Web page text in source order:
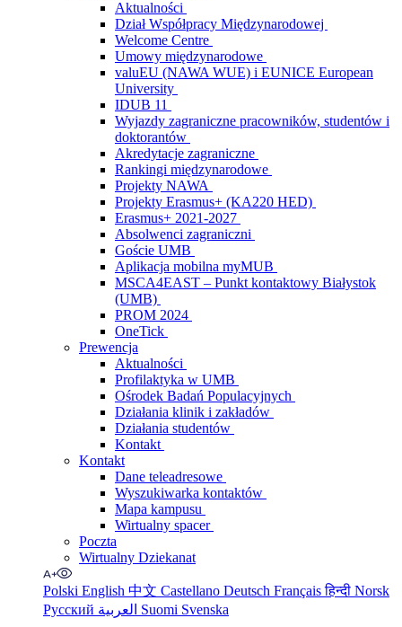
Aktualności
Dział Współpracy Międzynarodowej
Welcome Centre
Umowy międzynarodowe
valuEU (NAWA WUE) i EUNICE European
University
IDUB 11
Wyjazdy zagraniczne pracowników, studentów i
doktorantów
Akredytacje zagraniczne
Rankingi międzynarodowe
Projekty NAWA
Projekty Erasmus+ (KA220 HED)
Erasmus+ 2021-2027
Absolwenci zagraniczni
Goście UMB
Aplikacja mobilna myMUB
MSCA4EAST – Punkt kontaktowy Białystok
(UMB)
PROM 2024
OneTick
Prewencja
Aktualności
Profilaktyka w UMB
Ośrodek Badań Populacyjnych
Działania klinik i zakładów
Działania studentów
Kontakt
Kontakt
Dane teleadresowe
Wyszukiwarka kontaktów
Mapa kampusu
Wirtualny spacer
Poczta
Wirtualny Dziekanat
Polski English 中文 Castellano Deutsch Françaisहिन्दी Norsk
Русский
Suomi Svenska